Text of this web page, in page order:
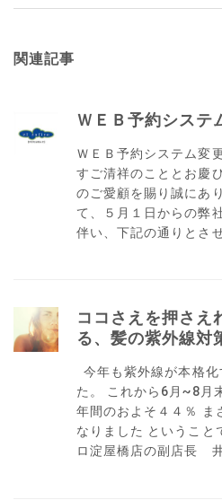
関連記事
ＷＥＢ予約システ
ＷＥＢ予約システム変
すご清祥のこととお慶
のご愛顧を賜り誠にあ
て、５月１日からの弊
伴い、下記の通りとさ
ココさえを押さえ
る、髪の紫外線対
今年も紫外線が本格
た。 これから6月~8月
年間のおよそ４４％ ま
なりました ということ
ロ淀屋橋店の副店長